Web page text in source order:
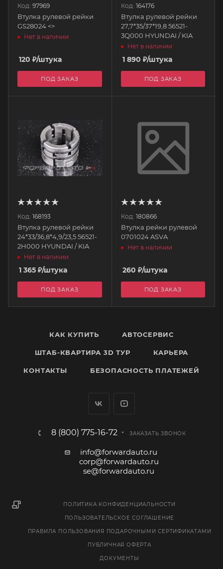
Код: 97969
Втулка рулевой рейки
GS28024 <>
Нет в наличии
120 ₽/штука
ПОД ЗАКАЗ
Код: 164176
Втулка рулевой рейки
27,7*35/37*19,8 56521-
3Q000 HYUNDAI / KIA
Нет в наличии
1 890 ₽/штука
ПОД ЗАКАЗ
Код: 168193
Втулка рулевой рейки
24*33/36,8*4,9/23,5 56521-
2H000 HYUNDAI / KIA
Нет в наличии
1 365 ₽/штука
ПОД ЗАКАЗ
Код: 180866
Втулка рейки рулевой
0701024 ASVA
Нет в наличии
260 ₽/штука
ПОД ЗАКАЗ
КАК КУПИТЬ АВТОСЕРВИС
ШТАБ-КВАРТИРА 3D ТУР КАРЬЕРА
КОНТАКТЫ БЕЗОПАСНОСТЬ ПЛАТЕЖЕЙ
8 (800) 775-16-72 ЗАКАЗАТЬ ЗВОНОК
info@forwardauto.ru
corp@forwardauto.ru
se@forwardauto.ru
ПОЛИТИКА КОНФИДЕНЦИАЛЬНОСТИ
ПОЛЬЗОВАТЕЛЬСКОЕ СОГЛАШЕНИЕ
ПРАВИЛА ПОЛЬЗОВАНИЯ ПОДАРОЧНЫМИ СЕРТИФИКАТАМИ
ПУБЛИЧНАЯ ОФЕРТА
ДОКУМЕНТЫ